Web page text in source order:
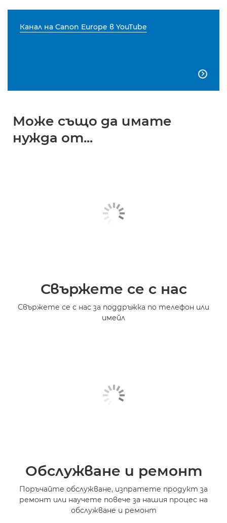
Канал на Canon Europe в YouTube

Може също да имате
нужда от...
Свържете се с нас
Свържете се с нас за поддръжка по телефон или
имейл
Обслужване и ремонт
Поръчайте обслужване, изпратете продукт за
ремонт или научете повече за нашия процес на
обслужване и ремонт